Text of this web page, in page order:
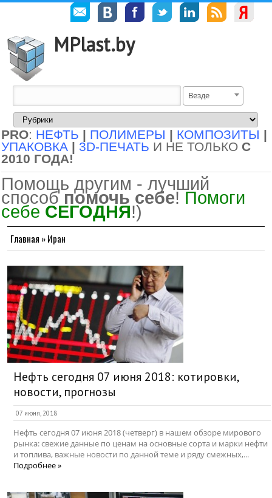
MPlast.by
Везде
PRO: НЕФТЬ | ПОЛИМЕРЫ | КОМПОЗИТЫ |
УПАКОВКА | 3D-ПЕЧАТЬ И НЕ ТОЛЬКО С
2010 ГОДА!
Помощь другим - лучший
способ помочь себе! Помоги
себе СЕГОДНЯ!)
Главная »Иран
Нефть сегодня 07 июня 2018: котировки,
новости, прогнозы
07 июня, 2018
Нефть сегодня 07 июня 2018 (четверг) в нашем обзоре мирового
рынка: свежие данные по ценам на основные сорта и марки нефти
и топлива, важные новости по данной теме и ряду смежных,...
Подробнее »